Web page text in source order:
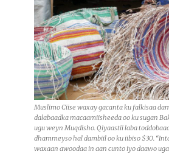
Muslimo Ciise waxay gacanta ku falkisaa
dalabaadka macaamiisheeda oo ku sugan
ugu weyn Muqdisho. Qiyaastii laba
dhammeyso hal dambiil oo ku iibiso $30.
waxaan awoodaa in aan cunto iyo daawo